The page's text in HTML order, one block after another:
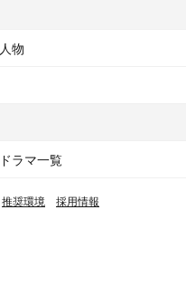
人物
ドラマ一覧
推奨環境 採用情報